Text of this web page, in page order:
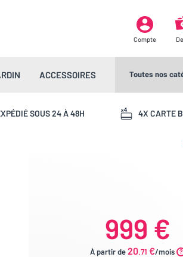
Compte
ACCESSOIRES Toutes nos
SOUS 24 À 48H 4X CARTE
999 €
À partir de20.71 €/mois